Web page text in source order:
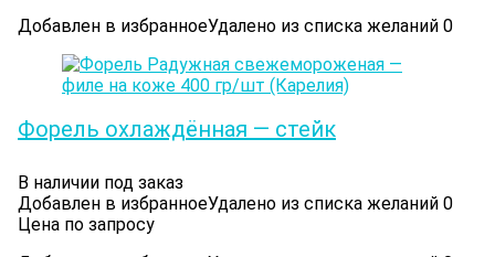
Добавлен в избранноеУдалено из списка желаний 0
Форель охлаждённая — стейк
В наличии под заказ
Добавлен в избранноеУдалено из списка желаний 0
Цена по запросу